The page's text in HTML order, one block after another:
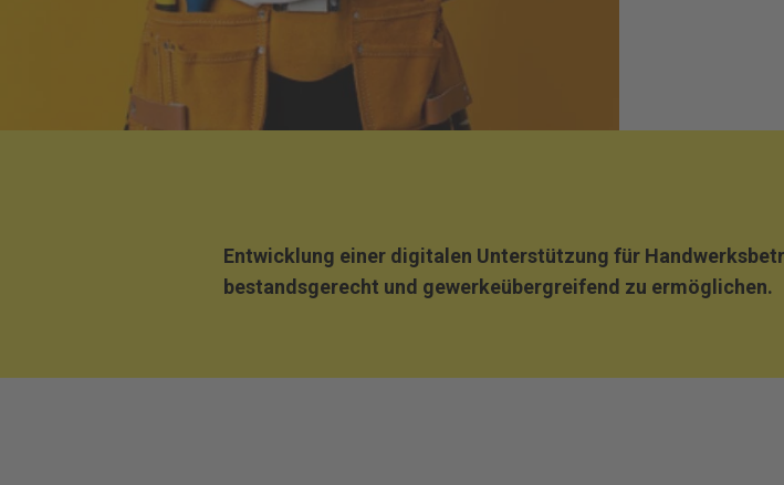
Entwicklung einer digitalen Unterstützung für
bestandsgerecht und gewerkeübergreifend zu ermöglichen.